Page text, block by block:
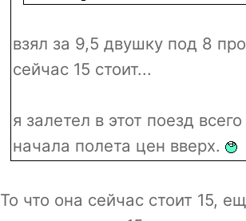
взял за 9,5 двушку под 8
сейчас 15 стоит...
я залетел в этот поезд
начала полета цен вверх.
То что она сейчас стоит 15,